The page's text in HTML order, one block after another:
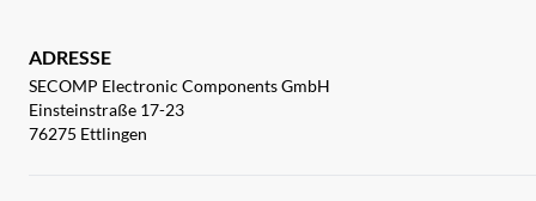
ADRESSE
SECOMP Electronic Components GmbH
Einsteinstraße 17-23
76275 Ettlingen